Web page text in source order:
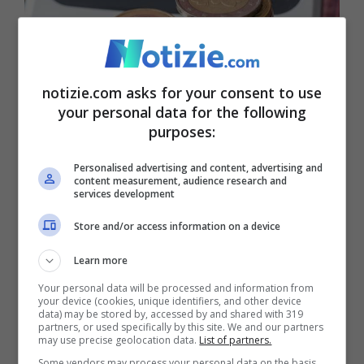
Canone Rai, bocciato in Commissione Bilancio lo sconto:
l’imposta torna a 90 euro (Notizie.com)
partito del vicepremier Matteo Salvini
era mosso per cercare di confermare il
taglio introdotto lo scorso anno e che non
era stato inserito nel testo della Manovra
approdato in Parlamento.Un’iniziativa che
non ha trovato, però, il parere favorevole
notizie.com asks for your consent to use
your personal data for the following
purposes:
Personalised advertising and content, advertising and
content measurement, audience research and
services development
Store and/or access information on a device
Learn more
Your personal data will be processed and information from
your device (cookies, unique identifiers, and other device
data) may be stored by, accessed by and shared with 319
partners, or used specifically by this site. We and our partners
may use precise geolocation data. List of partners.